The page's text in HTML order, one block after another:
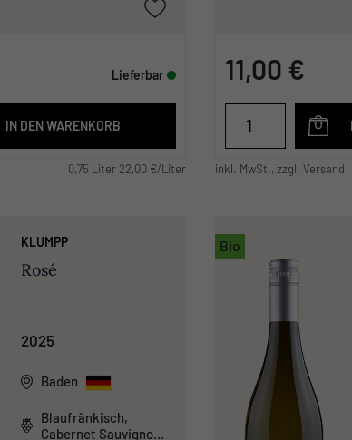
Lieferbar
IN DEN WARENKORB
0,75 Liter 22,00 €/Liter
11,00 €
inkl. MwSt., zzgl. Versand
KLUMPP
Rosé
2025
Baden
Blaufränkisch,
Cabernet Sauvignon,
Bio